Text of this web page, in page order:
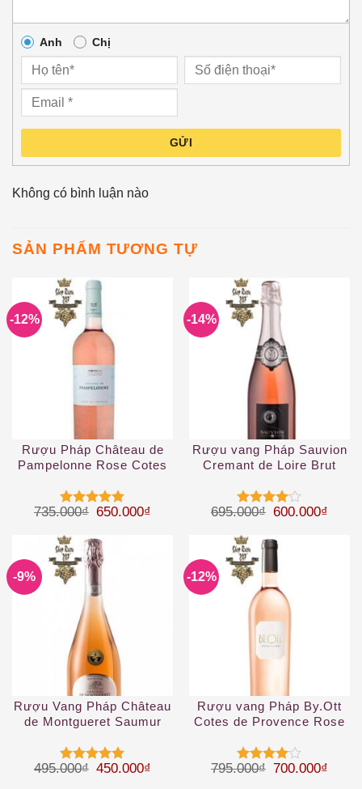
Anh Chị
GỬI
Không có bình luận nào
SẢN PHẨM TƯƠNG TỰ
-12%
Rượu Pháp Château de
Pampelonne Rose Cotes
Được xếp
sao
735.000₫ Giá gốc là: 735.000₫.
650.000₫ Giá hiện tại là: 650.000₫.
-14%
Rượu vang Pháp Sauvion
Cremant de Loire Brut
Được
45 sao
695.000₫ Giá gốc là:
600.000₫
-9%
Rượu Vang Pháp Château
de Montgueret Saumur
Được xếp
495.000₫ Giá gốc là: 495.000₫.
450.000₫ Giá hiện tại là: 450.000₫.
-12%
Rượu vang Pháp By.Ott
Cotes de Provence Rose
Được
795.000₫ Giá gốc là:
700.000₫